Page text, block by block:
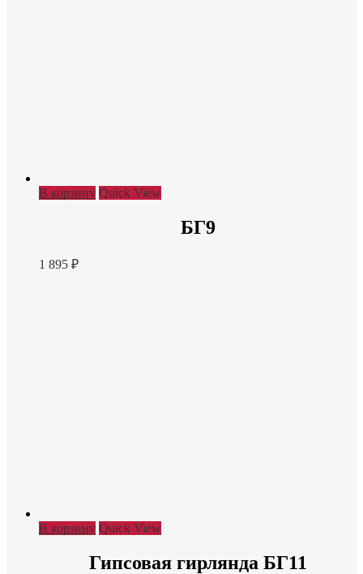
В корзину Quick View
БГ9
1 895 ₽
В корзину Quick View
Гипсовая гирлянда БГ11